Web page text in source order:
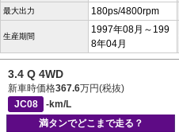
最大出力 180ps/4800rpm
生産期間
1997年08月～199
8年04月
3.4 Q 4WD
新車時価格367.6万円(税抜)
JC08
-km/L
満タンでどこまで走る？